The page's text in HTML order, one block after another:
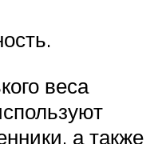
веса
а также